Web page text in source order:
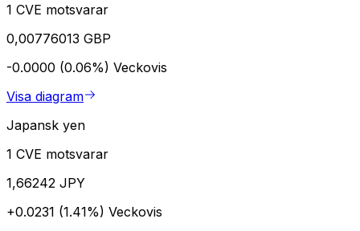
1 CVE motsvarar
0,00776013 GBP
-0.0000 (0.06%) Veckovis
Visa diagram
Japansk yen
1 CVE motsvarar
1,66242 JPY
+0.0231 (1.41%) Veckovis